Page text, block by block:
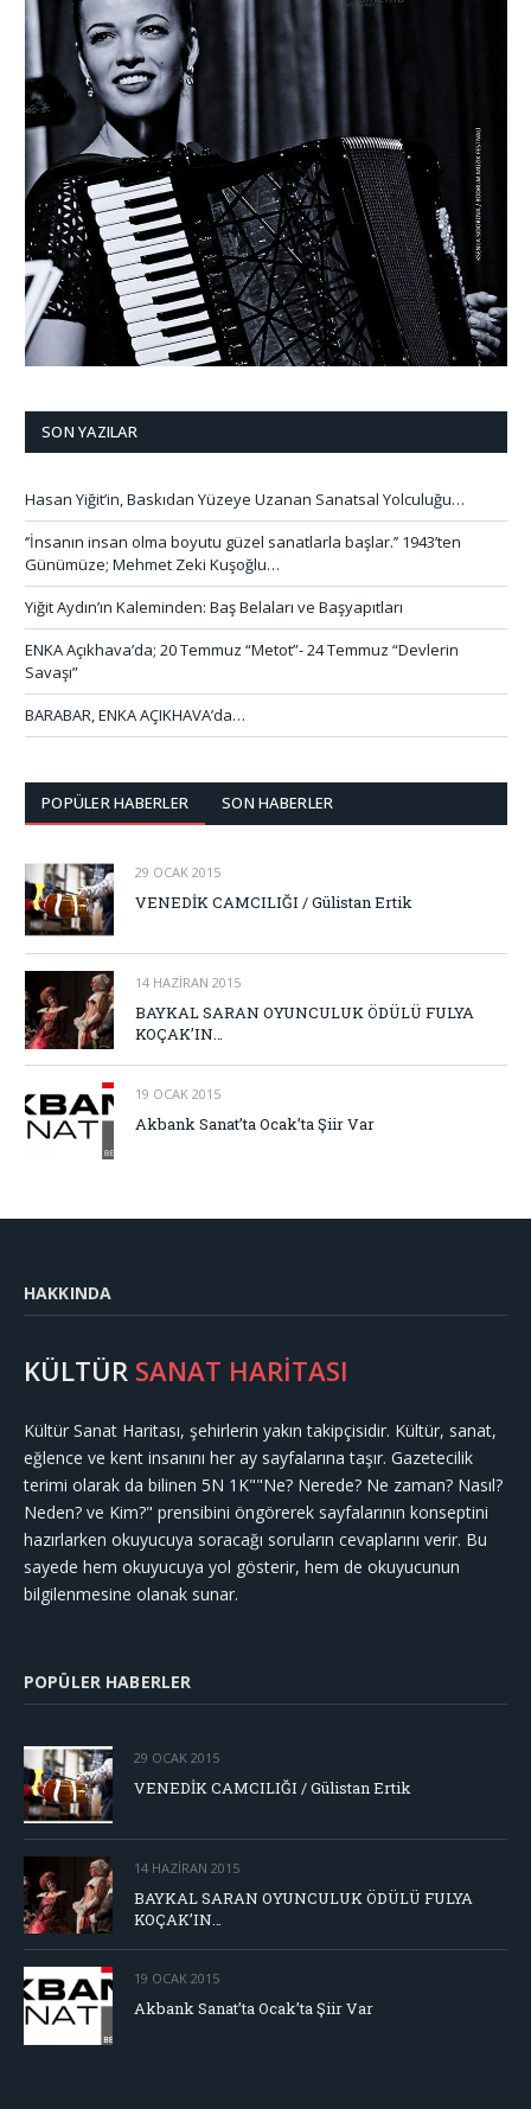
SON YAZILAR
Hasan Yiğit’in, Baskıdan Yüzeye Uzanan Sanatsal Yolculuğu…
‘’İnsanın insan olma boyutu güzel sanatlarla başlar.’’ 1943’ten
Günümüze; Mehmet Zeki Kuşoğlu…
Yiğit Aydın’ın Kaleminden: Baş Belaları ve Başyapıtları
ENKA Açıkhava’da; 20 Temmuz “Metot”- 24 Temmuz “Devlerin
Savaşı”
BARABAR, ENKA AÇIKHAVA’da…
POPÜLER HABERLER SON HABERLER
29 OCAK 2015
VENEDİK CAMCILIĞI / Gülistan Ertik
14 HAZIRAN 2015
BAYKAL SARAN OYUNCULUK ÖDÜLÜ FULYA
KOÇAK’IN…
19 OCAK 2015
Akbank Sanat’ta Ocak’ta Şiir Var
HAKKINDA
KÜLTÜR SANAT HARİTASI
Kültür Sanat Haritası, şehirlerin yakın takipçisidir. Kültür, sanat,
eğlence ve kent insanını her ay sayfalarına taşır. Gazetecilik
terimi olarak da bilinen 5N 1K""Ne? Nerede? Ne zaman? Nasıl?
Neden? ve Kim?" prensibini öngörerek sayfalarının konseptini
hazırlarken okuyucuya soracağı soruların cevaplarını verir. Bu
sayede hem okuyucuya yol gösterir, hem de okuyucunun
bilgilenmesine olanak sunar.
POPÜLER HABERLER
29 OCAK 2015
VENEDİK CAMCILIĞI / Gülistan Ertik
14 HAZIRAN 2015
BAYKAL SARAN OYUNCULUK ÖDÜLÜ FULYA
KOÇAK’IN…
19 OCAK 2015
Akbank Sanat’ta Ocak’ta Şiir Var